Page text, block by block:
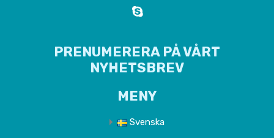
PRENUMERERA PÅ VÅRT
NYHETSBREV
MENY
Svenska